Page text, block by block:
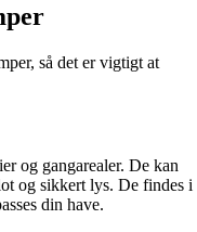
så det er vigtigt at
og gangarealer. De kan
og sikkert lys. De findes i
din have.